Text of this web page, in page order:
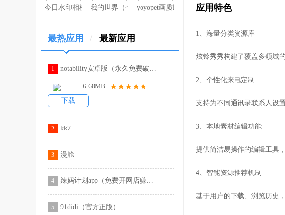
今日水印相机（考勤打卡作弊版）
我的世界（七日杀mod）yoyopet画质助手（120帧超高清）
最热应用 / 最新应用
1 notability安卓版（永久免费破解版）
6.68MB
下载
2 kk7
3 漫舱
4 辣妈计划app（免费开网店赚钱）
5 91didi（官方正版）
应用特色
1、海量分类资源库
炫铃秀秀构建了覆盖多领域
2、个性化来电定制
支持为不同通讯录联系人设
3、本地素材编辑功能
提供简洁易操作的编辑工具
4、智能资源推荐机制
基于用户的下载、浏览历史